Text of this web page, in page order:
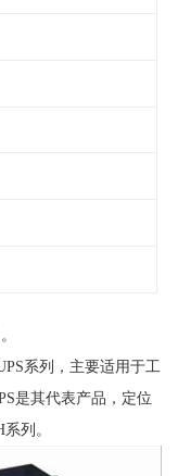
系列，主要适用于工
是其代表产品，定位
列。